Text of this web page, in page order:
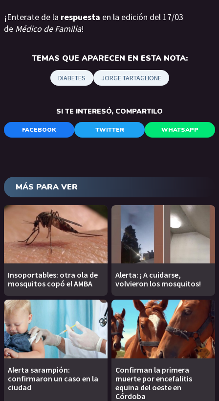
¡Enterate de la respuesta en la edición del 17/03
de Médico de Familia!
TEMAS QUE APARECEN EN ESTA NOTA:
DIABETES JORGE TARTAGLIONE
SI TE INTERESÓ, COMPARTILO
FACEBOOK TWITTER WHATSAPP
MÁS PARA VER
Insoportables: otra ola de
mosquitos copó el AMBA
Alerta: ¡ A cuidarse,
volvieron los mosquitos!
Alerta sarampión:
confirmaron un caso en la
ciudad
Confirman la primera
muerte por encefalitis
equina del oeste en
Córdoba